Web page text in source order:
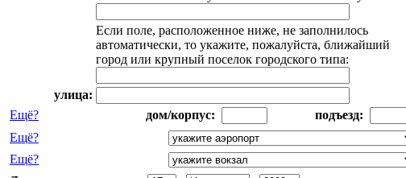
Если поле, расположенное ниже, не заполнилось
автоматически, то укажите, пожалуйста, ближайший
город или крупный поселок городского типа:
улица:
Ещё?
дом/корпус:
подъезд:
Ещё?
Ещё?